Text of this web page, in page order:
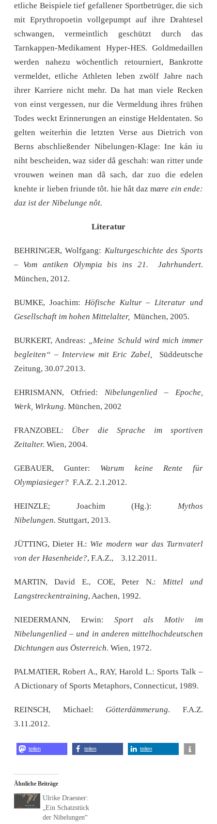
etliche Beispiele tief gefallener Sportbetrüger, die sich
mit Eprythropoetin vollgepumpt auf ihre Drahtesel
schwangen, vermeintlich geschützt durch das
Tarnkappen-Medikament Hyper-HES. Goldmedaillen
werden nahezu wöchentlich retourniert, Bankrotte
vermeldet, etliche Athleten leben zwölf Jahre nach
ihrer Karriere nicht mehr. Da hat man viele Recken
von einst vergessen, nur die Vermeldung ihres frühen
Todes weckt Erinnerungen an einstige Heldentaten. So
gelten weiterhin die letzten Verse aus Dietrich von
Berns abschließender Nibelungen-Klage: Ine kán iu
niht bescheiden, waz sider dâ geschah: wan ritter unde
vrouwen weinen man dâ sach, dar zuo die edelen
knehte ir lieben friunde tôt. hie hât daz mære ein ende:
daz ist der Nibelunge nôt.
Literatur
BEHRINGER, Wolfgang: Kulturgeschichte des Sports
– Vom antiken Olympia bis ins 21. Jahrhundert.
München, 2012.
BUMKE, Joachim: Höfische Kultur – Literatur und
Gesellschaft im hohen Mittelalter, München, 2005.
BURKERT, Andreas: „Meine Schuld wird mich immer
begleiten“ – Interview mit Eric Zabel, Süddeutsche
Zeitung, 30.07.2013.
EHRISMANN, Otfried: Nibelungenlied – Epoche,
Werk, Wirkung. München, 2002
FRANZOBEL: Über die Sprache im sportiven
Zeitalter. Wien, 2004.
GEBAUER, Gunter: Warum keine Rente für
Olympiasieger? F.A.Z. 2.1.2012.
HEINZLE; Joachim (Hg.): Mythos
Nibelungen. Stuttgart, 2013.
JÜTTING, Dieter H.: Wie modern war das Turnvaterl
von der Hasenheide?, F.A.Z., 3.12.2011.
MARTIN, David E., COE, Peter N.:Mittel und
Langstreckentraining, Aachen, 1992.
NIEDERMANN, Erwin: Sport als Motiv im
Nibelungenlied – und in anderen mittelhochdeutschen
Dichtungen aus Österreich. Wien, 1972.
PALMATIER, Robert A., RAY, Harold L.: Sports Talk –
A Dictionary of Sports Metaphors, Connecticut, 1989.
REINSCH, Michael: Götterdämmerung. F.A.Z.
3.11.2012.
teilen teilen teilen
Ähnliche Beiträge
Ulrike Draesner:
„Ein Schatzstück
der Nibelungen“